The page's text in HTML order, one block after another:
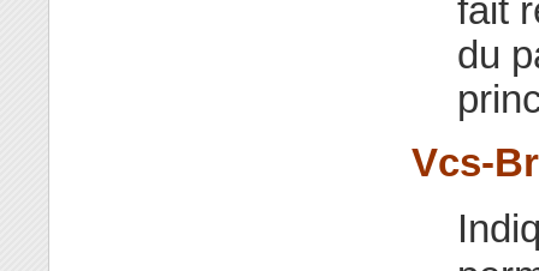
fait
du
Vcs-